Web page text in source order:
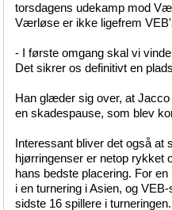
torsdagens udekamp mod
Værløse er ikke ligefrem
- I første omgang skal vi
Det sikrer os definitivt en
Han glæder sig over, at
en skadespause, som blev
Interessant bliver det også at
hjørringenser er netop rykket
hans bedste placering. For
i en turnering i Asien, og
sidste 16 spillere i turneringen.